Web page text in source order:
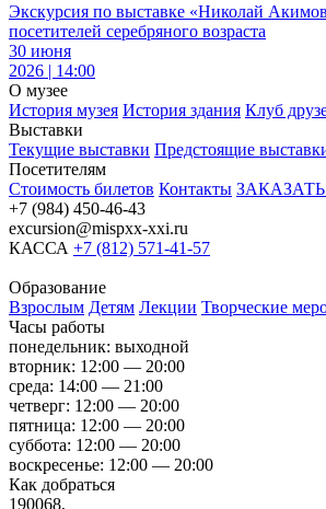
Экскурсия по выставке «Николай
посетителей серебряного возраста
30 июня
2026 | 14:00
О музее
История музея История здания Клуб
Выставки
Текущие выставки Предстоящие
Посетителям
Стоимость билетов Контакты
+7 (984) 450-46-43
excursion@mispxx-xxi.ru
КАССА +7 (812) 571-41-57
Образование
Взрослым Детям Лекции Творческие
Часы работы
понедельник: выходной
вторник: 12:00 — 20:00
среда: 14:00 — 21:00
четверг: 12:00 — 20:00
пятница: 12:00 — 20:00
суббота: 12:00 — 20:00
воскресенье: 12:00 — 20:00
Как добраться
190068,